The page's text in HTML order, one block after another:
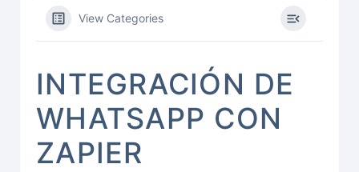
View Categories
INTEGRACIÓN DE
WHATSAPP CON
ZAPIER